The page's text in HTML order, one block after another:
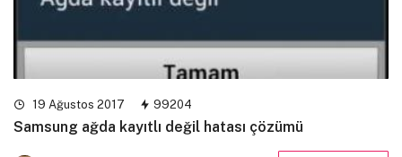
19 Ağustos 2017 99204
Samsung ağda kayıtlı değil hatası çözümü